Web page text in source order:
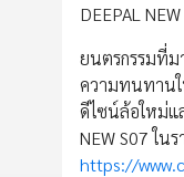
DEEPAL
ยนตรกรรมที่ม
ความทนทานใ
ดีไซน์ล้อใหม่แ
NEW S07 ใ
https://